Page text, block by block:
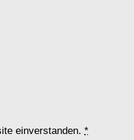
einverstanden. *